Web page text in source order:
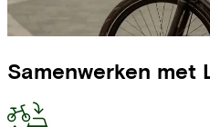
Samenwerken met